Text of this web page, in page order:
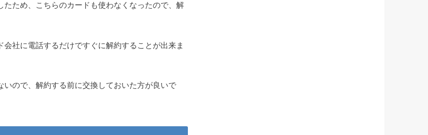
ため、こちらのカードも使わなくなったので、解
社に電話するだけですぐに解約することが出来ま
ので、解約する前に交換しておいた方が良いで